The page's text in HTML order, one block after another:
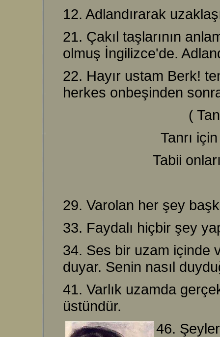
12. Adlandırarak
21. Çakıl taşlarının
olmuş İngilizce'de.
22. Hayır ustam Berk!
herkes onbeşinden
(
Tanrı
Tabii
29. Varolan her şey
33. Faydalı hiçbir şey
34. Ses bir uzam içinde
duyar. Senin nasıl
41. Varlık uzamda
üstündür.
46.